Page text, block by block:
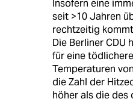
Insofern eine
seit >10 Jahren
rechtzeitig
Die Berliner CDU
für eine
Temperaturen
die Zahl der
höher als die des